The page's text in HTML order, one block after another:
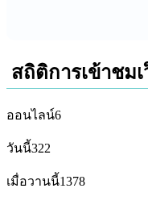
สถิติการเข้าชม
ออนไลน์6
วันนี้322
เมื่อวานนี้1378